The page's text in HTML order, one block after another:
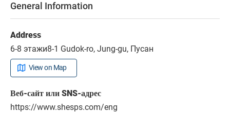
General Information
Address
6-8 этажи8-1 Gudok-ro, Jung-gu, Пусан
View on Map
Веб-сайт или SNS-адрес
https://www.shesps.com/eng